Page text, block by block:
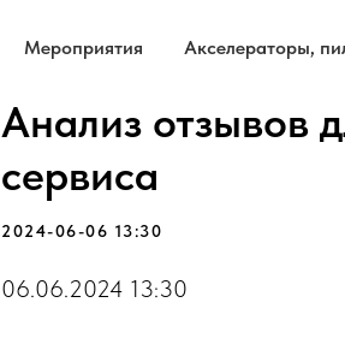
Мероприятия Акселераторы,
Анализ отзывов
сервиса
2024-06-06 13:30
06.06.2024 13:30